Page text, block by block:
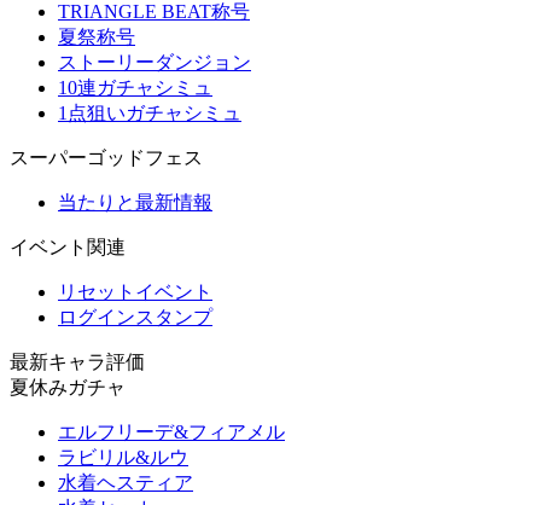
TRIANGLE BEAT称号
夏祭称号
ストーリーダンジョン
10連ガチャシミュ
1点狙いガチャシミュ
スーパーゴッドフェス
当たりと最新情報
イベント関連
リセットイベント
ログインスタンプ
最新キャラ評価
夏休みガチャ
エルフリーデ&フィアメル
ラビリル&ルウ
水着ヘスティア